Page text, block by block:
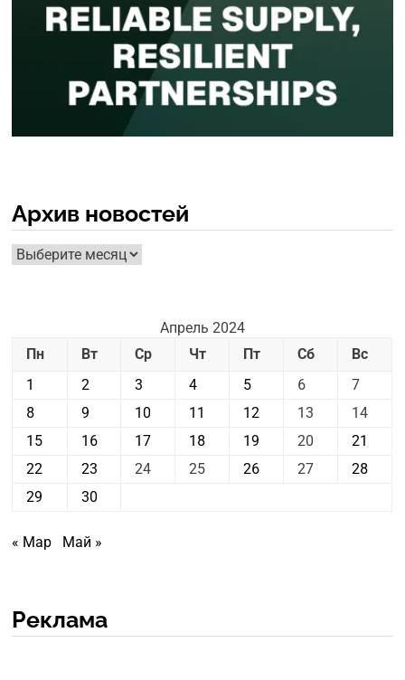
Архив новостей
Архив
новостей
Апрель 2024
Пн
Вт Ср Чт Пт Сб
Вс
1
2 3 4 5 6
7
8
9 10 11 12 13
14
15
16 17 18 19 20
21
22
23 24 25 26 27
28
29
30
« Мар Май »
Реклама